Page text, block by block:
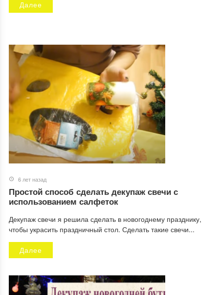
Далее
6 лет назад
Простой способ сделать декупаж свечи с
использованием салфеток
Декупаж свечи я решила сделать в новогоднему празднику,
чтобы украсить праздничный стол. Сделать такие свечи...
Далее